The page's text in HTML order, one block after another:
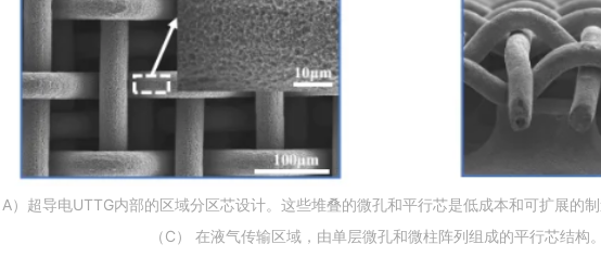
）超导电UTTG内部的区域分区芯设计。这些堆叠的微孔和平行芯是低成本和可扩展的
（C） 在液气传输区域，由单层微孔和微柱阵列组成的平行芯结构。